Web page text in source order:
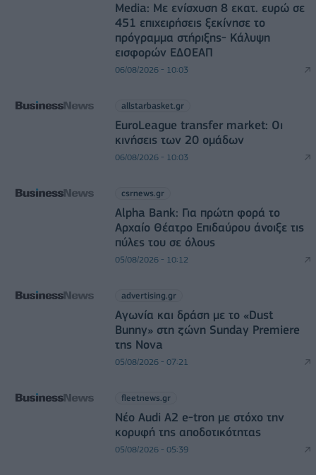
Media: Με ενίσχυση 8 εκατ. ευρώ σε
451 επιχειρήσεις ξεκίνησε το
πρόγραμμα στήριξης- Κάλυψη
εισφορών ΕΔΟΕΑΠ
06/08/2026 - 10:03
allstarbasket.gr
EuroLeague transfer market: Οι
κινήσεις των 20 ομάδων
06/08/2026 - 10:03
csrnews.gr
Alpha Bank: Για πρώτη φορά το
Αρχαίο Θέατρο Επιδαύρου άνοιξε τις
πύλες του σε όλους
05/08/2026 - 10:12
advertising.gr
Αγωνία και δράση με το «Dust
Bunny» στη ζώνη Sunday Premiere
της Nova
05/08/2026 - 07:21
fleetnews.gr
Νέο Audi A2 e-tron με στόχο την
κορυφή της αποδοτικότητας
05/08/2026 - 05:39